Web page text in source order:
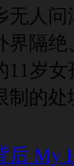
无人
界隔
11岁
制的处
后 My